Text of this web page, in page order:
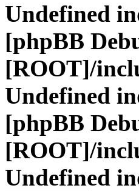
Undefined
[phpBB
[ROOT]/
Undefined
[phpBB
[ROOT]/
Undefined